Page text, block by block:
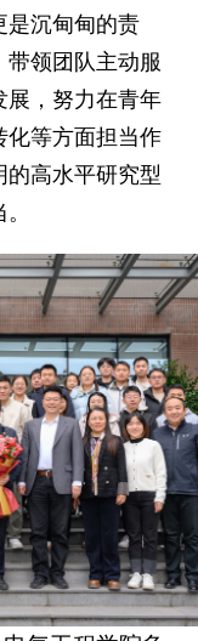
是沉甸甸的责
领团队主动服
展，努力在青年
化等方面担当作
高水平研究型